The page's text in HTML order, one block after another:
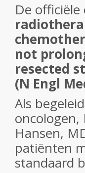
De
not
resected
(N Engl
Als
oncologen,
Hansen,
patiënten
standaard